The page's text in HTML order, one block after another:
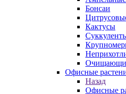
Бонсаи
Кактусы
Офисные
Назад
Офисные